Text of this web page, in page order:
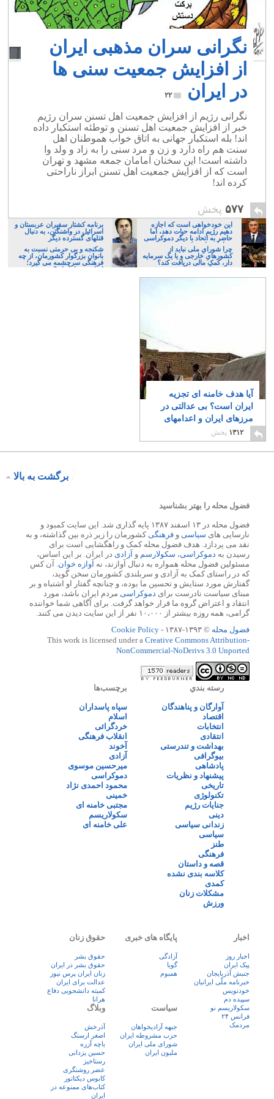
نگرانی سران مذهبی ایران
از افزایش جمعیت سنی ها
در ایران
۲۲
نگرانی رژیم از افزایش جمعیت اهل تسنن سران رژیم
خبر از افزایش جمعیت اهل تسنن و توطئه استکبار داده
اند! بله استکبار جهانی به اتاق خواب هموطنان اهل
سنت هم راه دارد و زن و مرد سنی را به زاد و ولد وا
داشته است! این سخنان امامان جمعه مشهد و تهران
است که از افزایش جمعیت اهل تسنن ابراز ناراحتی
کرده اند!
۵۷۷ پخش
این خودخواهی است که اجازه
دهیم رژیم ادامه حیات دهد، اما
حاضر به اتحاد با دیگر دموکراسی
خواهان نباشیم!
برنامه کشتار سفیران عربستان و
اسرائیل در واشنگتن، به دنبال
قتلهای گسترده دیگر
چرا شورایِ ملی نباید از
کشورهایِ خارجی و یا یک سرمایه
دار، کمکِ مالی دریافت کند؟
شکنجه و بی حرمتی نسبت به
بانوان بزرگوار کشورمان، از چه
فرهنگی سرچشمه می گیرد؛
ایرانی، و یا تازیان؟
آیا هدف خامنه ای تجزیه
ایران است؟ بی عدالتی در
مرزهای ایران و اعدامهای
دسته جمعی
۱۳۱۲ پخش
برگشت به بالا
فضول محله را بهتر بشناسید
فضول محله در ۱۳ اسفند ۱۳۸۷ پایه گذاری شد. این سایت کمبود و
نارسایی های سیاسی و فرهنگی کشورمان را زیر ذره بین گذاشته، و به
نقد می پردازد. هدف فضول محله کمک و راهگشایی است برای
رسیدن به دموکراسی، سکولارسم و آزادی در ایران. بر این اساس،
مسئولین فضول محله همواره به دنبال آوازند، نه آوازه خوان . آن کس
که در راستای کمک به آزادی و سربلندی کشورمان سخن گوید،
گفتارش مورد ستایش و تحسین ما بوده، و چنانچه گفتار او اشتباه و بر
مبنای سیاست نادرست برای دموکراسی مردم ایران باشد، مورد
انتقاد و اعتراض گروه ما قرار خواهد گرفت. برای آگاهی شما خواننده
گرامی، همه روزه بیشتر از ۱۰،۰۰۰ نفر از این سایت دیدن می کنند.
فضول محله © ۱۳۹۳-۱۳۸۷ -
Cookie Policy
This work is licensed under a Creative Commons Attribution-
NonCommercial-NoDerivs 3.0 Unported
رسته بندي
آوارگان و پناهندگان
اقتصاد
انتخابات
انتقادی
بهداشت و تندرستی
بیوگرافی
پادشاهی
پیشنهاد و نظریات
تاریخی
تکنولوژی
جنایات رژیم
دینی
زندانی سیاسی
سیاسی
طنز
فرهنگی
قصه و داستان
کلاسه بندی نشده
کمدی
مشکلات زنان
ورزش
برچسب‌ها
سپاه پاسداران
اسلام
خردگرائی
انقلاب فرهنگی
آخوند
آزادی
میرحسین موسوی
دموکراسی
محمود احمدی نژاد
خمینی
مجتبی خامنه ای
سکولاریسم
علی خامنه ای
اخبار
اخبار روز
پيک ايران
جنبش آذربایجان
خبرنامه ملّی ایرانیان
خودنویس
سپیده دم
سکولاریسم نو
فرانس ۲۴
مردمک
پایگاه های خبری
آزادگی
گویا
همبوم
حقوق زنان
حقوق بشر
حقوق بشر در ایران
زنان ايران پرس نيوز
عدالت برای ایران
کمیته دانشجویی دفاع
هرانا
سیاست
جبهه آزادیخواهان
حزب مشروطه ایران
شورای ملی ایران
ملیون ایران
وبلاگ
آذرخش
اصغر ارسنگ
باچه آزره
حسین یزدانی
رستاخیز
عضر روشنگری
کابوس دیکتاتور
کتاب‌های ممنوعه در
ایران